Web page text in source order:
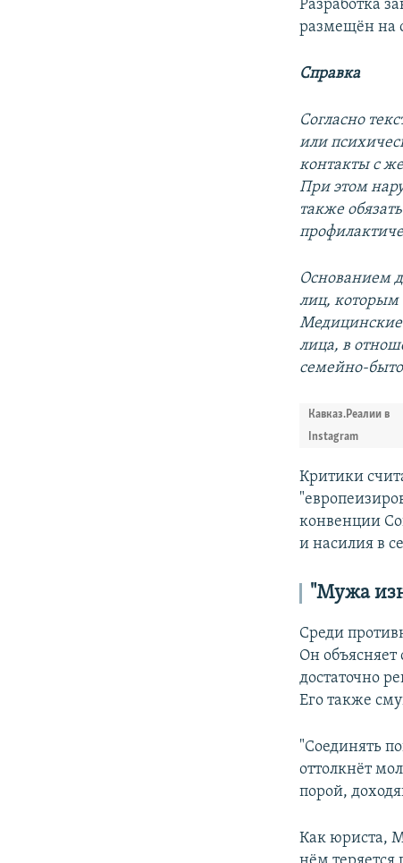
Разработка
размещён на
Справка
Согласно
или
контакты с
При этом
также
Основанием
лиц, которым
Медицинские
лица, в
семейно-
Кавказ.Реалии в
Instagram
Критики
конвенции
и насилия в
"Мужа
Среди
Он объясняет
достаточно
Его также
"Соединять
оттолкнёт
порой,
Как юриста,